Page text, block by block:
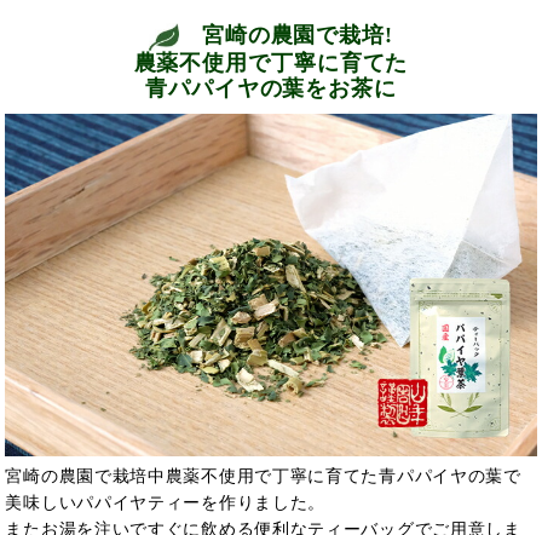
宮崎の農園で栽培!
農薬不使用で丁寧に育てた
青パパイヤの葉をお茶に
宮崎の農園で栽培中農薬不使用で丁寧に育てた青パパイヤの葉で
美味しいパパイヤティーを作りました。
またお湯を注いですぐに飲める便利なティーバッグでご用意しま